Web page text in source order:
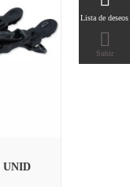
UNID
Lista de deseos

Subir